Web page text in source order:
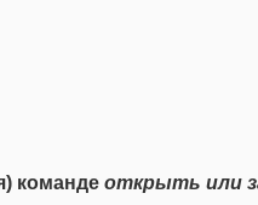
команде открыть или